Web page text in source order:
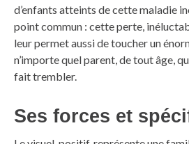
d’enfants atteints de cette maladie
point commun : cette perte,
leur permet aussi de toucher un
n’importe quel parent, de tout âge,
fait trembler.
Ses forces et